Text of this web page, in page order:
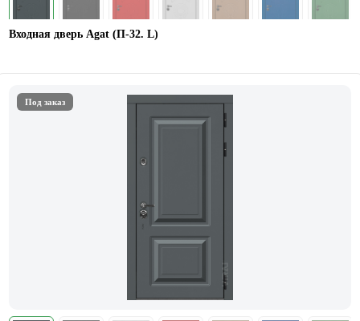
Входная дверь Agat (П-32. L)
Под заказ